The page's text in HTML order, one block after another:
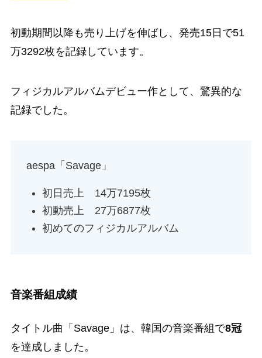
初動期間以降も売り上げを伸ばし、発売15日で51
万3292枚を記録しています。
フィジカルアルバムデビュー作として、驚異的な
記録でした。
aespa「Savage」
初日売上 14万7195枚
初動売上 27万6877枚
初めてのフィジカルアルバム
音楽番組成績
タイトル曲「Savage」は、韓国の音楽番組で8冠
を達成しました。